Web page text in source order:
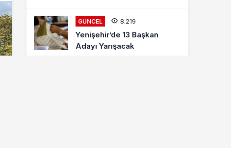
Mehmet Kaya Röportajı
GÜNCEL 8.219
Yenişehir’de 13 Başkan
Adayı Yarışacak